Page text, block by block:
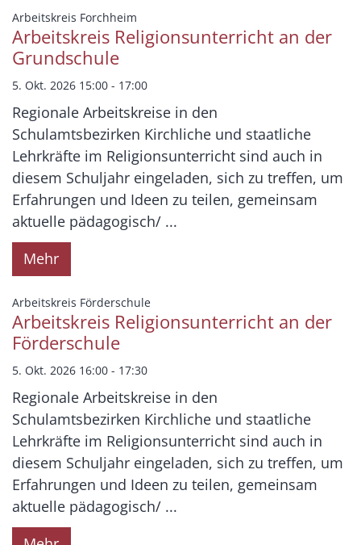
Datum: 5. Oktober 2026
Arbeitskreis Forchheim
Arbeitskreis Religionsunterricht an der
Grundschule
5. Okt. 2026 15:00 - 17:00
Regionale Arbeitskreise in den
Schulamtsbezirken Kirchliche und staatliche
Lehrkräfte im Religionsunterricht sind auch in
diesem Schuljahr eingeladen, sich zu treffen, um
Erfahrungen und Ideen zu teilen, gemeinsam
aktuelle pädagogisch/ ...
Mehr
Arbeitskreis Förderschule:
Arbeitskreis Religionsunterricht an der
Förderschule
5. Okt. 2026 16:00 - 17:30
Regionale Arbeitskreise in den
Schulamtsbezirken Kirchliche und staatliche
Lehrkräfte im Religionsunterricht sind auch in
diesem Schuljahr eingeladen, sich zu treffen, um
Erfahrungen und Ideen zu teilen, gemeinsam
aktuelle pädagogisch/ ...